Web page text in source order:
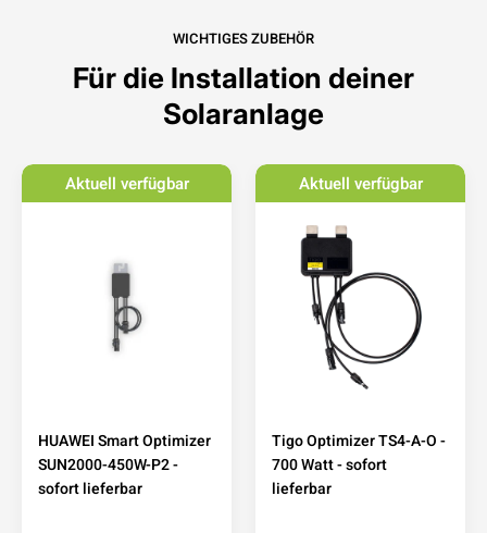
WICHTIGES ZUBEHÖR
Für die Installation deiner
Solaranlage
Aktuell verfügbar
HUAWEI Smart Optimizer
SUN2000-450W-P2 -
sofort lieferbar
Aktuell verfügbar
Tigo Optimizer TS4-A-O -
700 Watt - sofort
lieferbar